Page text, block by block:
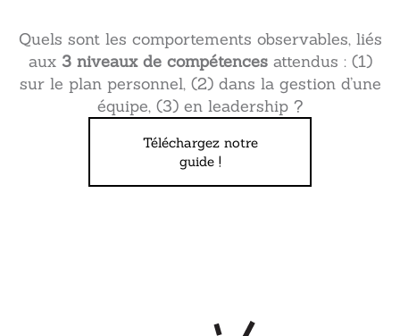
Quels sont les comportements observables, liés
aux 3 niveaux de compétencesattendus : (1)
sur le plan personnel, (2) dans la gestion d’une
équipe, (3) en leadership ?
Téléchargez notre
guide !